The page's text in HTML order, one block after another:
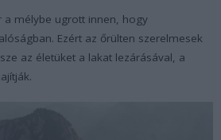
a mélybe ugrott innen, hogy
Ezért az őrülten szerelmesek
az életüket a lakat lezárásával, a